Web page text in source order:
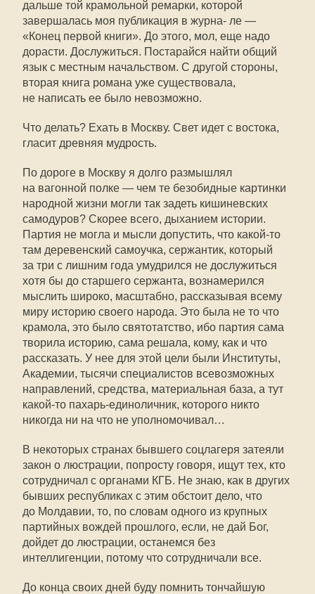
дальше той крамольной ремарки, которой
завершалась моя публикация в журна- ле —
«Конец первой книги». До этого, мол, еще надо
дорасти. Дослужиться. Постарайся найти общий
язык с местным начальством. С другой стороны,
вторая книга романа уже существовала,
не написать ее было невозможно.
Что делать? Ехать в Москву. Свет идет с востока,
гласит древняя мудрость.
По дороге в Москву я долго размышлял
на вагонной полке — чем те безобидные картинки
народной жизни могли так задеть кишиневских
самодуров? Скорее всего, дыханием истории.
Партия не могла и мысли допустить, что какой-то
там деревенский самоучка, сержантик, который
за три с лишним года умудрился не дослужиться
хотя бы до старшего сержанта, вознамерился
мыслить широко, масштабно, рассказывая всему
миру историю своего народа. Это была не то что
крамола, это было святотатство, ибо партия сама
творила историю, сама решала, кому, как и что
рассказать. У нее для этой цели были Институты,
Академии, тысячи специалистов всевозможных
направлений, средства, материальная база, а тут
какой-то пахарь-единоличник, которого никто
никогда ни на что не уполномочивал…
В некоторых странах бывшего соцлагеря затеяли
закон о люстрации, попросту говоря, ищут тех, кто
сотрудничал с органами КГБ. Не знаю, как в других
бывших республиках с этим обстоит дело, что
до Молдавии, то, по словам одного из крупных
партийных вождей прошлого, если, не дай Бог,
дойдет до люстрации, останемся без
интеллигенции, потому что сотрудничали все.
До конца своих дней буду помнить тончайшую